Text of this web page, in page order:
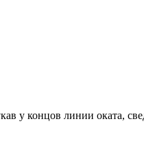
у концов линии оката,